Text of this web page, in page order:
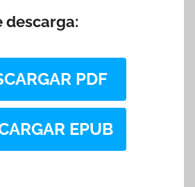
descarga:
PDF
EPUB